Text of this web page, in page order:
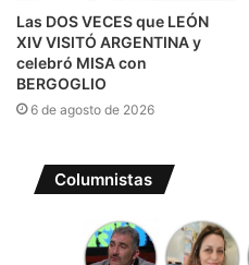
Las DOS VECES que LEÓN
XIV VISITÓ ARGENTINA y
celebró MISA con
BERGOGLIO
6 de agosto de 2026
Columnistas